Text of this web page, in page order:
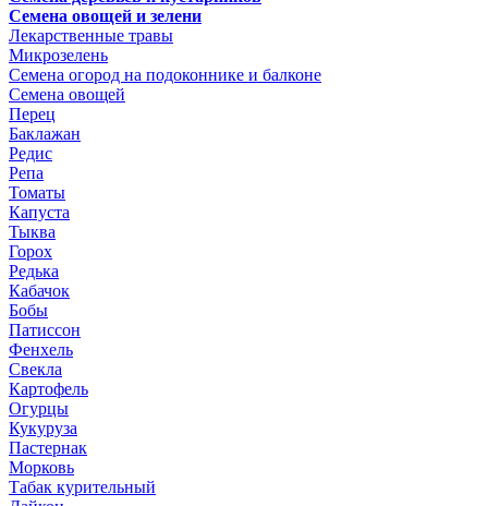
Семена овощей и зелени
Лекарственные травы
Микрозелень
Семена огород на подоконнике и балконе
Семена овощей
Перец
Баклажан
Редис
Репа
Томаты
Капуста
Тыква
Горох
Редька
Кабачок
Бобы
Патиссон
Фенхель
Свекла
Картофель
Огурцы
Кукуруза
Пастернак
Морковь
Табак курительный